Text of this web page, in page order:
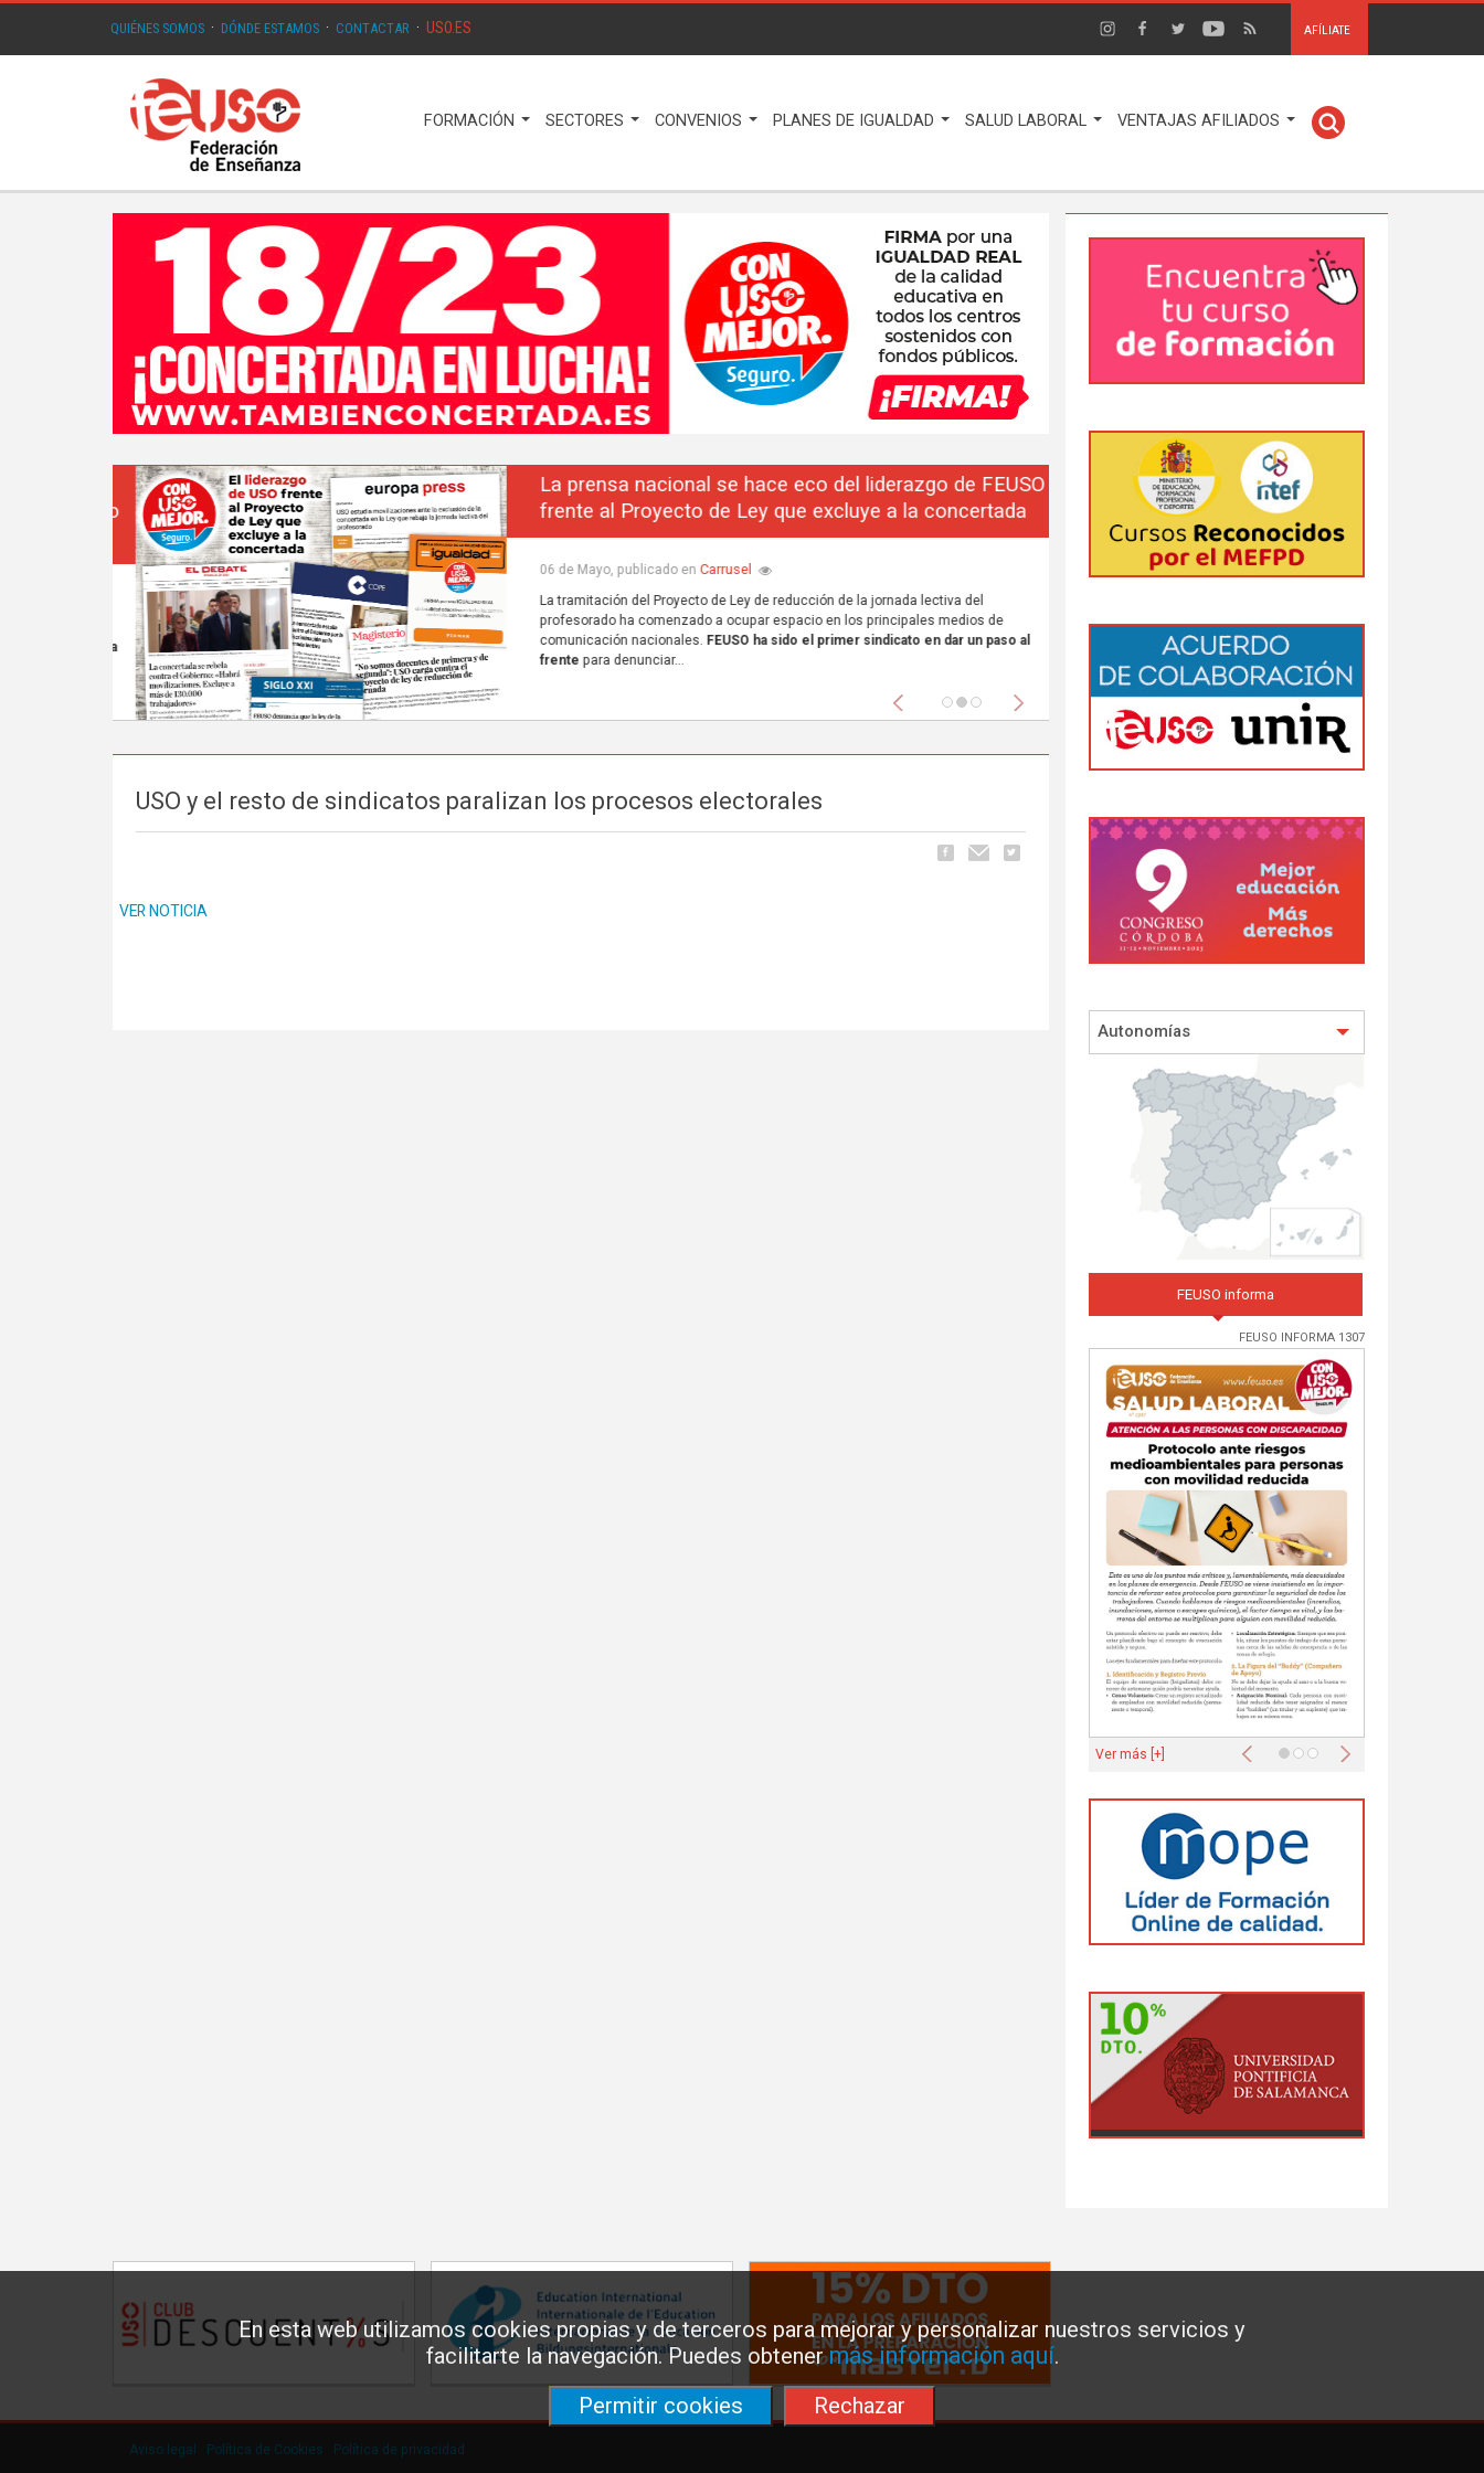
En esta web utilizamos cookies propias y de terceros para mejorar y personalizar nuestros servicios y
facilitarte la navegación. Puedes obtenermás información aquí.
Permitir cookies
Rechazar
QUIÉNES SOMOS · DÓNDE ESTAMOS · CONTACTAR · USO.ES AFÍLIATE
FORMACIÓN SECTORES CONVENIOS PLANES DE IGUALDAD SALUD LABORAL VENTAJAS AFILIADOS
La prensa nacional se hace eco del liderazgo de FEUSO
frente al Proyecto de Ley que excluye a la concertada
06 de Mayo, publicado enCarrusel
La tramitación del Proyecto de Ley de reducción de la jornada lectiva del
profesorado ha comenzado a ocupar espacio en los principales medios de
comunicación nacionales. FEUSO ha sido el primer sindicato en dar un paso al
frentepara denunciar...
Anterior Siguiente
USO y el resto de sindicatos paralizan los procesos electorales
VER NOTICIA
Autonomías
FEUSO informa
FEUSO INFORMA 1307
Anterior Siguiente
Ver más [+]
Aviso legal Política de Cookies Política de privacidad